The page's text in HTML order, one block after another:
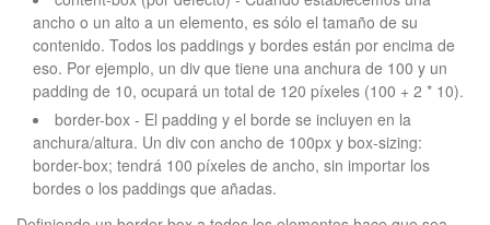
ancho o un alto a un elemento, es sólo el tamaño de su
contenido. Todos los paddings y bordes están por encima de
eso. Por ejemplo, un div que tiene una anchura de 100 y un
padding de 10, ocupará un total de 120 píxeles (100 + 2 * 10).
border-box - El padding y el borde se incluyen en la
anchura/altura. Un div con ancho de 100px y box-sizing:
border-box; tendrá 100 píxeles de ancho, sin importar los
bordes o los paddings que añadas.